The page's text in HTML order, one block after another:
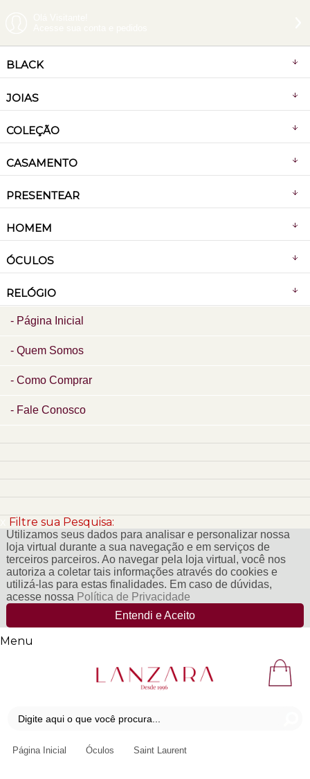
BLACK
JOIAS
COLEÇÃO
CASAMENTO
PRESENTEAR
HOMEM
ÓCULOS
RELÓGIO
Página Inicial
Quem Somos
Como Comprar
Fale Conosco
Filtre sua Pesquisa:
Utilizamos seus dados para analisar e personalizar nossa
loja virtual durante a sua navegação e em serviços de
terceiros parceiros. Ao navegar pela loja virtual, você nos
autoriza a coletar tais informações através do cookies e
utilizá-las para estas finalidades. Em caso de dúvidas,
acesse nossa Política de Privacidade
Entendi e Aceito
Menu
Página Inicial Óculos Saint Laurent